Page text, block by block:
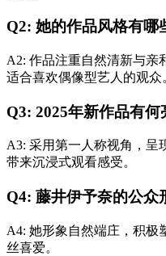
Q2: 她的作品风格有哪
A2: 作品注重自然清新与亲
适合喜欢偶像型艺人的观众
Q3: 2025年新作品有何
A3: 采用第一人称视角，呈
带来沉浸式观看感受。
Q4: 藤井伊予奈的公众
A4: 她形象自然端庄，积极
丝喜爱。